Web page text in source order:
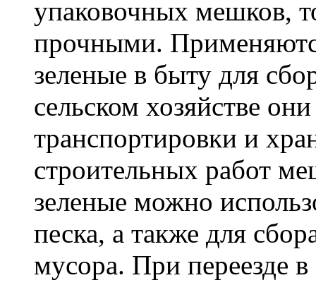
упаковочных мешков,
прочными.
зеленые в быту для
сельском хозяйстве
транспортировки и
строительных работ
зеленые можно
песка, а также для
мусора. При переезде